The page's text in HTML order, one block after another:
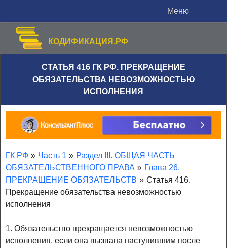
Меню
КОДИФИКАЦИЯ.РФ
СТАТЬЯ 416 ГК РФ. ПРЕКРАЩЕНИЕ
ОБЯЗАТЕЛЬСТВА НЕВОЗМОЖНОСТЬЮ
ИСПОЛНЕНИЯ
ГК РФ » Часть 1 » Раздел III. ОБЩАЯ ЧАСТЬ
ОБЯЗАТЕЛЬСТВЕННОГО ПРАВА » Глава 26.
ПРЕКРАЩЕНИЕ ОБЯЗАТЕЛЬСТВ » Статья 416.
Прекращение обязательства невозможностью
исполнения
1. Обязательство прекращается невозможностью
исполнения, если она вызвана наступившим после